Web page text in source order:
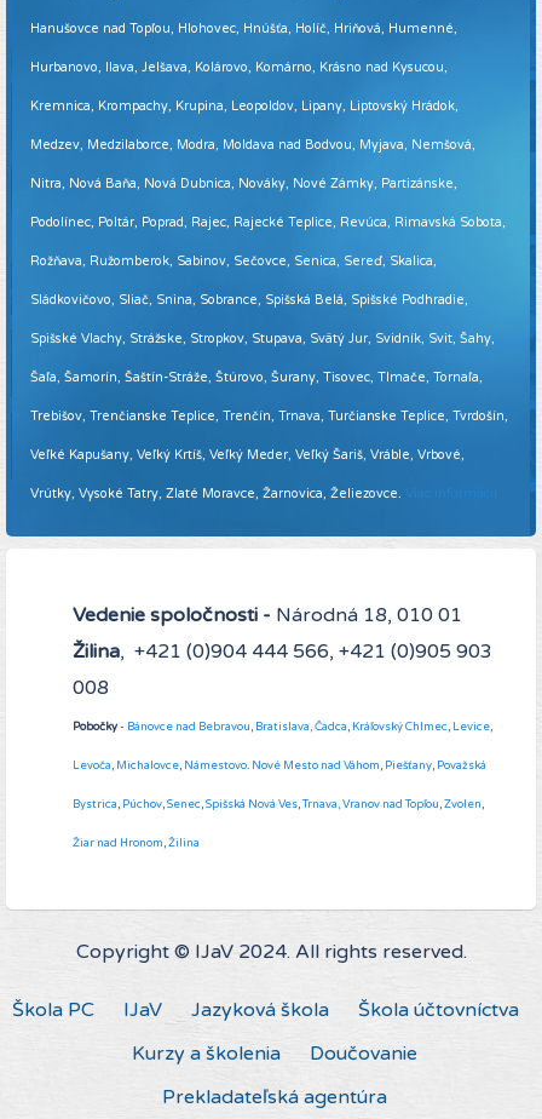
Hanušovce nad Topľou, Hlohovec, Hnúšťa, Holíč, Hriňová, Humenné,
Hurbanovo, Ilava, Jelšava, Kolárovo, Komárno, Krásno nad Kysucou,
Kremnica, Krompachy, Krupina, Leopoldov, Lipany, Liptovský Hrádok,
Medzev, Medzilaborce, Modra, Moldava nad Bodvou, Myjava, Nemšová,
Nitra, Nová Baňa, Nová Dubnica, Nováky, Nové Zámky, Partizánske,
Podolínec, Poltár, Poprad, Rajec, Rajecké Teplice, Revúca, Rimavská Sobota,
Rožňava, Ružomberok, Sabinov, Sečovce, Senica, Sereď, Skalica,
Sládkovičovo, Sliač, Snina, Sobrance, Spišská Belá, Spišské Podhradie,
Spišské Vlachy, Strážske, Stropkov, Stupava, Svätý Jur, Svidník, Svit, Šahy,
Šaľa, Šamorín, Šaštín-Stráže, Štúrovo, Šurany, Tisovec, Tlmače, Tornaľa,
Trebišov, Trenčianske Teplice, Trenčín, Trnava, Turčianske Teplice, Tvrdošín,
Veľké Kapušany, Veľký Krtíš, Veľký Meder, Veľký Šariš, Vráble, Vrbové,
Vrútky, Vysoké Tatry, Zlaté Moravce, Žarnovica, Želiezovce. Viac informácií ...
Vedenie spoločnosti - Národná 18, 010 01
Žilina, +421 (0)904 444 566, +421 (0)905 903
008
Pobočky- Bánovce nad Bebravou, Bratislava,Čadca, Kráľovský Chlmec, Levice,
Levoča, Michalovce, Námestovo. Nové Mesto nad Váhom, Piešťany, Považská
Bystrica, Púchov,Senec,Spišská Nová Ves,Trnava,Vranov nad Topľou,Zvolen,
Žiar nad Hronom,Žilina
Copyright © IJaV 2024. All rights reserved.
Škola PC IJaV Jazyková škola
Škola účtovníctva
Kurzy a školenia
Doučovanie
Prekladateľská agentúra